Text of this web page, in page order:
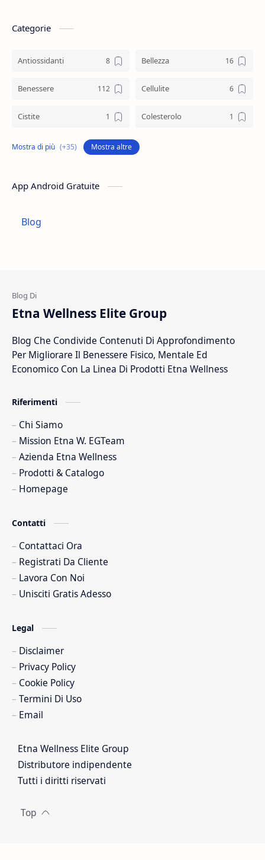
Categorie
Antiossidanti Bellezza
Benessere Cellulite
Cistite Colesterolo
Collagene
Digestione
Estratto Di Ulivo Fibre Naturali
Fico D India Integratore Foglie Di Olivo
Integratore Per Il Sonno Integratori Alimentari
Mostra altre
App Android Gratuite
Blog
Etna Wellness Elite Group
Blog Che Condivide Contenuti Di Approfondimento
Per Migliorare Il Benessere Fisico, Mentale Ed
Economico Con La Linea Di Prodotti Etna Wellness
Riferimenti
Chi Siamo
Mission Etna W. EGTeam
Azienda Etna Wellness
Prodotti & Catalogo
Homepage
Contatti
Contattaci Ora
Registrati Da Cliente
Lavora Con Noi
Unisciti Gratis Adesso
Legal
Disclaimer
Privacy Policy
Cookie Policy
Termini Di Uso
Email
Etna Wellness Elite Group
Distributore indipendente
Tutti i diritti riservati